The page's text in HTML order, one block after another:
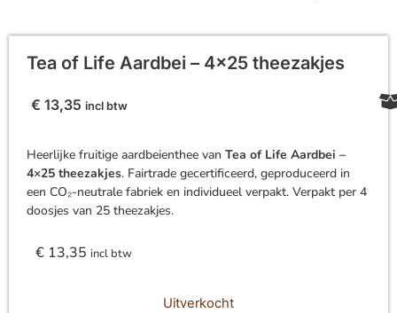
Tea of Life Aardbei – 4×25 theezakjes
€ 13,35 incl btw
Heerlijke fruitige aardbeienthee van Tea of Life Aardbei –
4×25 theezakjes. Fairtrade gecertificeerd, geproduceerd in
een CO₂-neutrale fabriek en individueel verpakt. Verpakt per 4
doosjes van 25 theezakjes.
€ 13,35 incl btw
Uitverkocht